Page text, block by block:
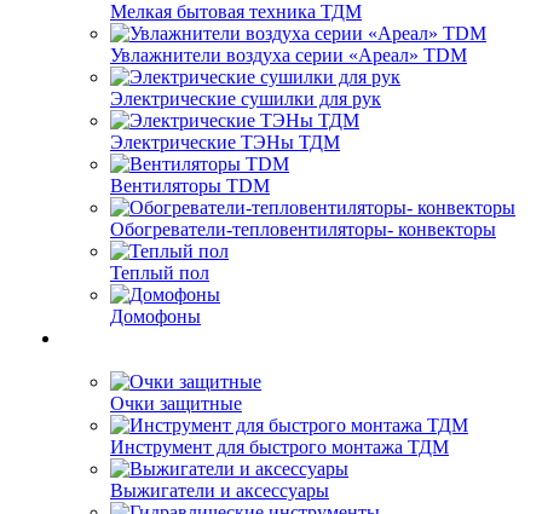
Мелкая бытовая техника ТДМ
Увлажнители воздуха серии «Ареал» TDM
Электрические сушилки для рук
Электрические ТЭНы ТДМ
Вентиляторы TDM
Обогреватели-тепловентиляторы- конвекторы
Теплый пол
Домофоны
Очки защитные
Инструмент для быстрого монтажа ТДМ
Выжигатели и аксессуары